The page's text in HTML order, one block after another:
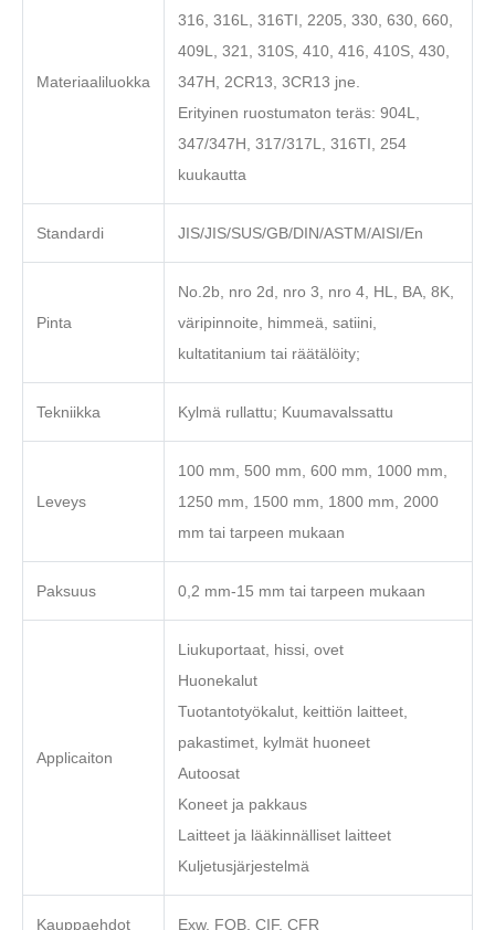
Materiaaliluokka
316, 316L, 316TI, 2205, 330, 630, 660,
409L, 321, 310S, 410, 416, 410S, 430,
347H, 2CR13, 3CR13 jne.
Erityinen ruostumaton teräs: 904L,
347/347H, 317/317L, 316TI, 254
kuukautta
Standardi JIS/JIS/SUS/GB/DIN/ASTM/AISI/En
Pinta
No.2b, nro 2d, nro 3, nro 4, HL, BA, 8K,
väripinnoite, himmeä, satiini,
kultatitanium tai räätälöity;
Tekniikka Kylmä rullattu; Kuumavalssattu
Leveys
100 mm, 500 mm, 600 mm, 1000 mm,
1250 mm, 1500 mm, 1800 mm, 2000
mm tai tarpeen mukaan
Paksuus 0,2 mm-15 mm tai tarpeen mukaan
Applicaiton
Liukuportaat, hissi, ovet
Huonekalut
Tuotantotyökalut, keittiön laitteet,
pakastimet, kylmät huoneet
Autoosat
Koneet ja pakkaus
Laitteet ja lääkinnälliset laitteet
Kuljetusjärjestelmä
Kauppaehdot Exw, FOB, CIF, CFR